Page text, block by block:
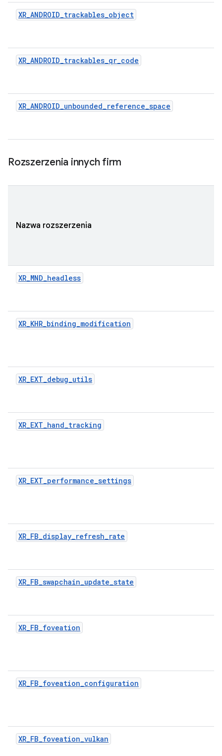
XR_ANDROID_trackables_object
XR_ANDROID_trackables_qr_code
XR_ANDROID_unbounded_reference_space
Rozszerzenia innych firm
Nazwa rozszerzenia
XR_MND_headless
XR_KHR_binding_modification
XR_EXT_debug_utils
XR_EXT_hand_tracking
XR_EXT_performance_settings
XR_FB_display_refresh_rate
XR_FB_swapchain_update_state
XR_FB_foveation
XR_FB_foveation_configuration
XR_FB_foveation_vulkan